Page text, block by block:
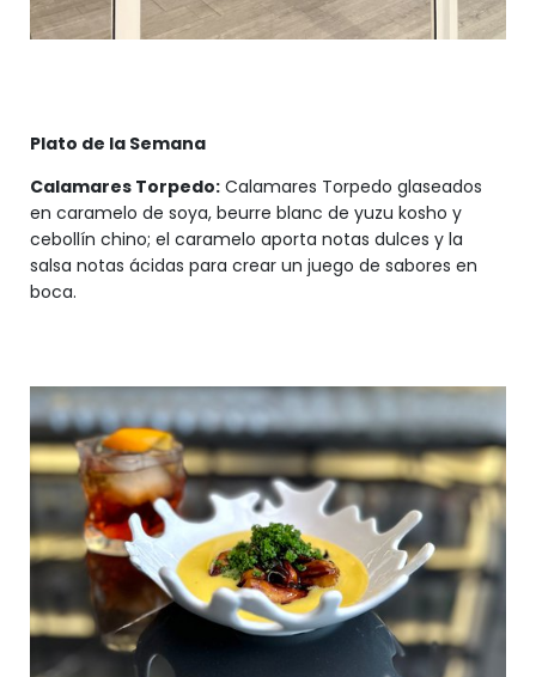
Plato de la Semana
Calamares Torpedo: Calamares Torpedo glaseados
en caramelo de soya, beurre blanc de yuzu kosho y
cebollín chino; el caramelo aporta notas dulces y la
salsa notas ácidas para crear un juego de sabores en
boca.